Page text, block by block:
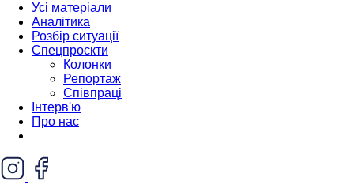
Усі матеріали
Аналітика
Розбір ситуації
Спецпроєкти
Колонки
Репортаж
Співпраці
Інтерв'ю
Про нас